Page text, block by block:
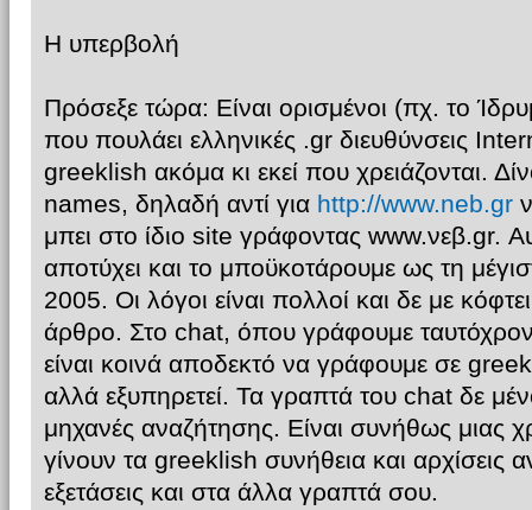
Η υπερβολή
Πρόσεξε τώρα: Είναι ορισμένοι (πχ. το
που πουλάει ελληνικές .gr διευθύνσεις
greeklish ακόμα κι εκεί που χρειάζονται.
names, δηλαδή αντί για http://www.neb.gr
μπει στο ίδιο site γράφοντας www.νεβ.gr.
αποτύχει και το μποϋκοτάρουμε ως τη
2005. Οι λόγοι είναι πολλοί και δε με
άρθρο. Στο chat, όπου γράφουμε
είναι κοινά αποδεκτό να γράφουμε σε
αλλά εξυπηρετεί. Τα γραπτά του chat δε
μηχανές αναζήτησης. Είναι συνήθως μιας
γίνουν τα greeklish συνήθεια και αρχίσεις
εξετάσεις και στα άλλα γραπτά σου.